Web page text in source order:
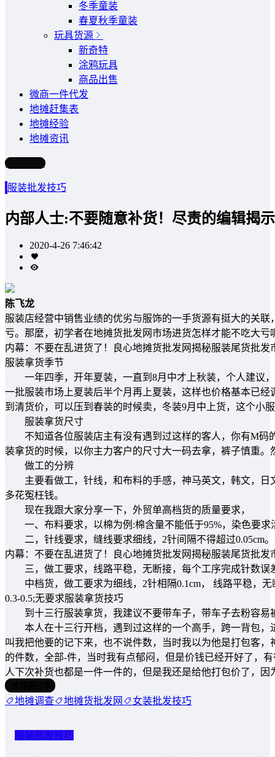
冬季童装
春夏秋季童装
玩具货源
新奇特
涂鸦玩具
商品出售
微商一件代发
地摊赶集表
地摊经验
地摊资讯
写文章
服装批发技巧
内部人士:不要随意补货！尽责的编辑揭
2020-4-26 7:46:42
陈飞龙
服装店经营中销售业绩的优劣与服饰的一手货源有挺大的关
亏。那麼，初学者在地摊货批发网市场进货怎样才能不吃大
内幕：不要在乱进货了！良心地摊货批发网揭秘服装尾货批发
服装拿货季节
一年四季，开年夏装，一直到8月中才上秋装，个人建议
一批服装市场上夏装后半个月再上夏装，这样也价格基本已
到清货价，可以压到春装的时候卖，冬装9月中上货，这个小
服装拿货尺寸
不知道各位服装店主有没有遇到过这样的客人，你有M码
装拿货的时候，以你主力客户的尺寸大一码去拿，裤子慎重
做工的分辨
主要看做工，针线，和布料的手感，神马英文，韩文，日
多花冤枉钱。
现在我跟大家分享一下，外贸单高档货的质量要求，
一、布料要求，以棉为例:棉含量不能低于95%，染色要求
二，针线要求，缝线要求细线，2针间隔不得超过0.05cm。
内幕：不要在乱进货了！良心地摊货批发网揭秘服装尾货批发
三，做工要求，线路平稳，无断接，每个工序完成针数误
中档货，做工要求为细线，2针相隔0.1cm， 线路平稳，无
0.3-0.5;无要求服装拿货技巧
到十三行服装拿货，我建议不要带车子，带车子去粉容易
本人在十三行开档，遇到过这样的一个高手，跨一背包，
叫我把他要的记下来，也不说件数，当时我以为他是打包客
的件数，全部-件，当时我有点郁闷，但是价钱已经开好了，
人下次补货也都是一件一件的，但是我还是给他打包价了，
地摊调查 地摊货批发网 女装批发技巧
服装批发技巧